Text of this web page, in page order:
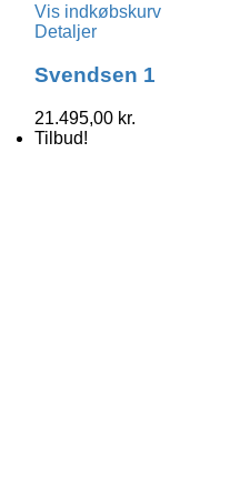
Vis indkøbskurv
Detaljer
Svendsen 1
21.495,00 kr.
Tilbud!